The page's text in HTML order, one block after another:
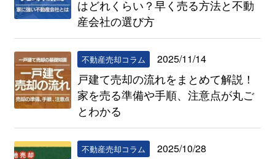
はどれくらい？早く売る方法と不動
産会社の選び方
不動産売却コラム 2025/11/14
戸建て売却の流れをまとめて解説！
家を売る準備や手順、注意点が丸ご
とわかる
不動産売却コラム 2025/10/28